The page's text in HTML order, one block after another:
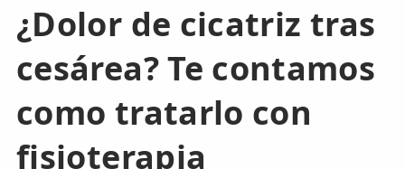
🏅 Fisioterapia Deportiva
🧠 Fisioterapia Neurológica
🧍 Fisioterapia Vestibular
¿Dolor de cicatriz tras
cesárea? Te contamos
como tratarlo con
fisioterapia